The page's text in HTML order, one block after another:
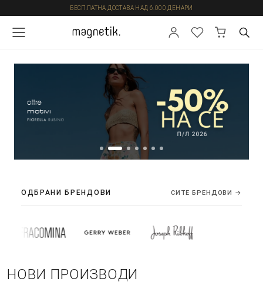
БЕСПЛАТНА ДОСТАВА НАД 6.000 ДЕНАРИ
ОДБРАНИ БРЕНДОВИ СИТЕ БРЕНДОВИ →
НОВИ ПРОИЗВОДИ